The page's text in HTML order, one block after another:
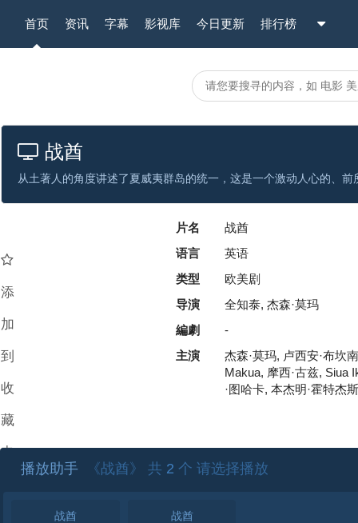
首页 资讯 字幕 影视库 今日更新 排行榜
战酋
添
加
到
收
藏
夹
片名
战酋
语言
英语
类型
欧美剧
导演
全知泰, 杰森·莫玛
編劇
-
主演
杰森·莫玛, 卢西安·布坎
Makua, 摩西·古兹, Siua
·图哈卡, 本杰明·霍特杰
播放助手 《战酋》 共 2 个 请选择播放
战酋 战酋